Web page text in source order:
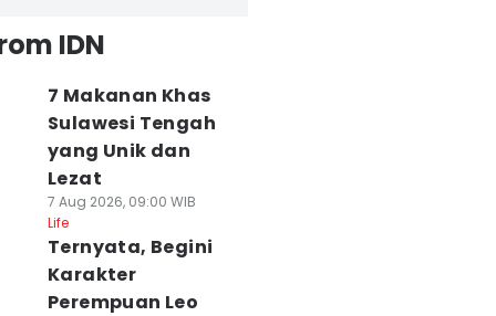
IDN
7 Makanan Khas
Sulawesi Tengah
yang Unik dan
Lezat
7 Aug 2026, 09:00 WIB
Life
Ternyata, Begini
Karakter
Perempuan Leo